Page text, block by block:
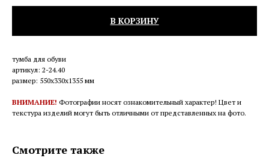
В КОРЗИНУ
тумба для обуви
артикул: 2-24.40
размер: 550х330х1355 мм
ВНИМАНИЕ! Фотографии носят ознакомительный характер! Цвет и
текстура изделий могут быть отличными от представленных на фото.
Смотрите также